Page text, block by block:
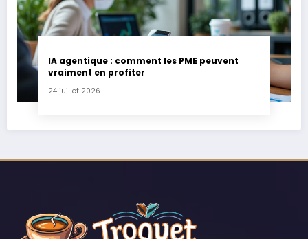
IA agentique : comment les PME peuvent
vraiment en profiter
24 juillet 2026